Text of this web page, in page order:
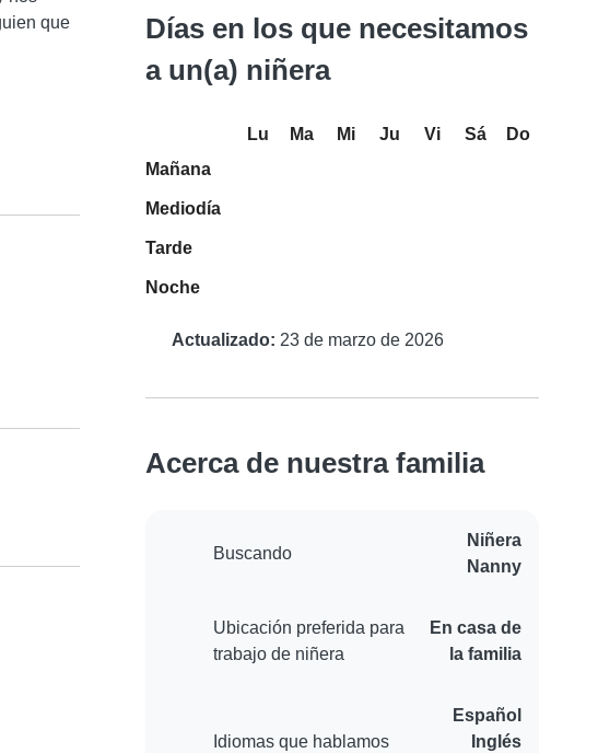
que
Días en los que necesitamos
a un(a) niñera
Lu Ma Mi Ju Vi Sá
Do
Mañana
Mediodía
Tarde
Noche
Actualizado: 23 de marzo de 2026
Acerca de nuestra familia
Buscando
Niñera
Nanny
Ubicación preferida para
trabajo de niñera
En casa de
la familia
Idiomas que hablamos
Español
Inglés